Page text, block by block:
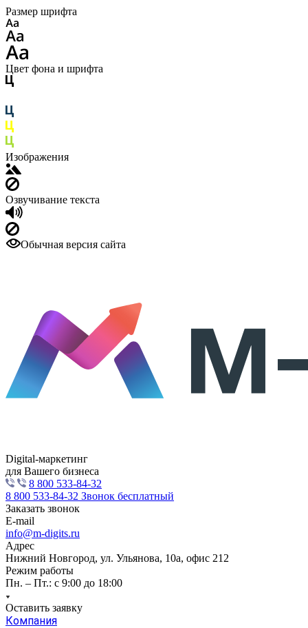
Размер шрифта
Цвет фона и шрифта
Изображения
Озвучивание текста
Обычная версия сайта
Digital-маркетинг
для Вашего бизнеса
8 800 533-84-32
8 800 533-84-32 Звонок бесплатный
Заказать звонок
E-mail
info@m-digits.ru
Адрес
Нижний Новгород, ул. Ульянова, 10а, офис 212
Режим работы
Пн. – Пт.: с 9:00 до 18:00
Оставить заявку
Компания